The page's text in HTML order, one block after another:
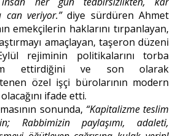
can veriyor.”diye sürdüren Ahmet
emekçilerin haklarını tırpanlayan,
amaçlayan, taşeron düzeni
rejiminin politikalarını torba
ettirdiğini ve son olarak
özel işçi bürolarının modern
ifade etti.
sonunda, “Kapitalizme teslim
Rabbimizin paylaşımı, adaleti,